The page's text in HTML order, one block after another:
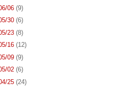
06 (9)
30 (6)
23 (8)
16 (12)
09 (9)
02 (6)
25 (24)